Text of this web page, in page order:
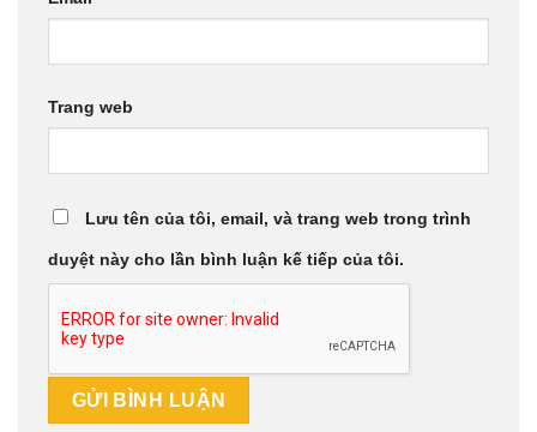
Trang web
Lưu tên của tôi, email, và trang web trong trình
duyệt này cho lần bình luận kế tiếp của tôi.